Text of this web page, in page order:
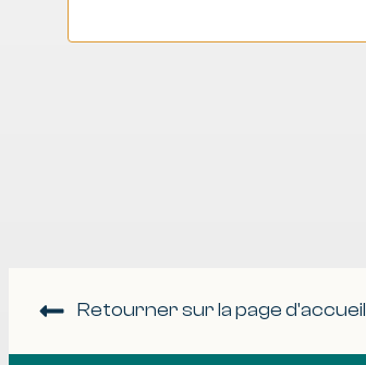
Retourner sur la page d'accueil